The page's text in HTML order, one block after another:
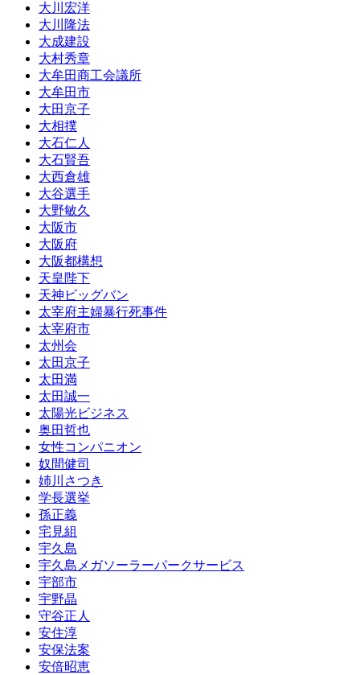
大川宏洋
大川隆法
大成建設
大村秀章
大牟田商工会議所
大牟田市
大田京子
大相撲
大石仁人
大石賢吾
大西倉雄
大谷選手
大野敏久
大阪市
大阪府
大阪都構想
天皇陛下
天神ビッグバン
太宰府主婦暴行死事件
太宰府市
太州会
太田京子
太田満
太田誠一
太陽光ビジネス
奥田哲也
女性コンパニオン
奴間健司
姉川さつき
学長選挙
孫正義
宅見組
宇久島
宇久島メガソーラーパークサービス
宇部市
宇野晶
守谷正人
安住淳
安保法案
安倍昭恵